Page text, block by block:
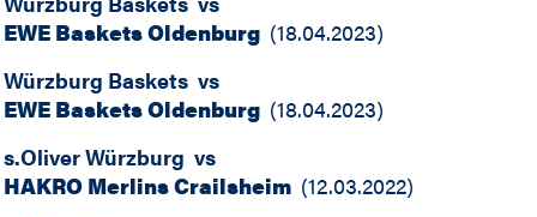
EWE Baskets Oldenburg (18.04.2023)
Würzburg Baskets vs
EWE Baskets Oldenburg (18.04.2023)
s.Oliver Würzburg vs
HAKRO Merlins Crailsheim (12.03.2022)